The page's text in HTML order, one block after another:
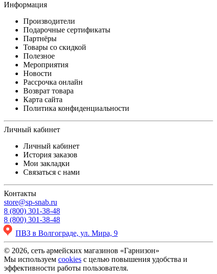
Информация
Производители
Подарочные сертификаты
Партнёры
Товары со скидкой
Полезное
Мероприятия
Новости
Рассрочка онлайн
Возврат товара
Карта сайта
Политика конфиденциальности
Личный кабинет
Личный кабинет
История заказов
Мои закладки
Связаться с нами
Контакты
store@sp-snab.ru
8 (800) 301-38-48
8 (800) 301-38-48
ПВЗ в Волгограде, ул. Мира, 9
© 2026, сеть армейских магазинов «Гарнизон»
Мы используем cookies с целью повышения удобства и
эффективности работы пользователя.